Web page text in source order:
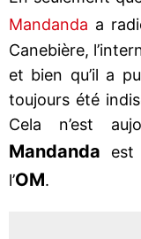
Mandanda a
Canebière,
et bien qu’il a
toujours été
Cela n’est
Mandanda est
l’OM.